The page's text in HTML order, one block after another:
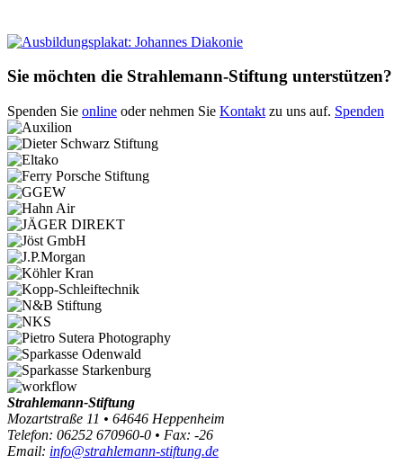
Sie möchten die Strahlemann-Stiftung unterstützen?
Spenden Sie online oder nehmen Sie Kontakt zu uns auf. Spenden
Strahlemann-Stiftung
Mozartstraße 11 • 64646 Heppenheim
Telefon: 06252 670960-0 • Fax: -26
Email: info@strahlemann-stiftung.de